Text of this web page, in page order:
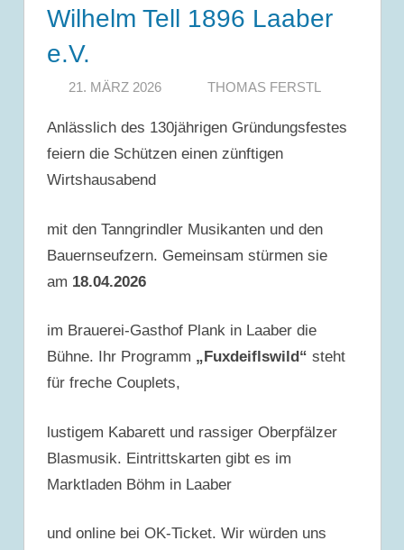
Wilhelm Tell 1896 Laaber
e.V.
21. MÄRZ 2026 THOMAS FERSTL
Anlässlich des 130jährigen Gründungsfestes
feiern die Schützen einen zünftigen
Wirtshausabend
mit den Tanngrindler Musikanten und den
Bauernseufzern. Gemeinsam stürmen sie
am 18.04.2026
im Brauerei-Gasthof Plank in Laaber die
Bühne. Ihr Programm „Fuxdeiflswild“ steht
für freche Couplets,
lustigem Kabarett und rassiger Oberpfälzer
Blasmusik. Eintrittskarten gibt es im
Marktladen Böhm in Laaber
und online bei OK-Ticket. Wir würden uns